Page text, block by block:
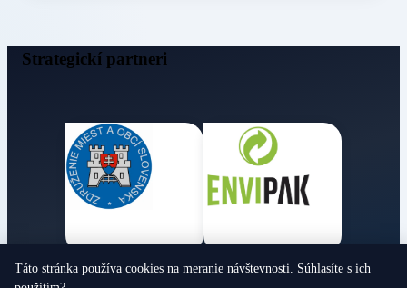
Strategickí partneri
Obecné noviny
Táto stránka používa cookies na meranie návštevnosti. Súhlasíte s ich